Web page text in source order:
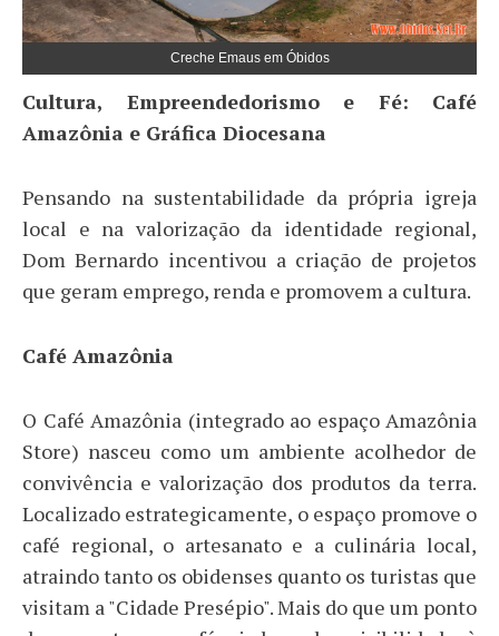
Creche Emaus em Óbidos
​Cultura, Empreendedorismo e Fé: Café
Amazônia e Gráfica Diocesana
​Pensando na sustentabilidade da própria igreja
local e na valorização da identidade regional,
Dom Bernardo incentivou a criação de projetos
que geram emprego, renda e promovem a cultura.
Café Amazônia
​O Café Amazônia (integrado ao espaço Amazônia
Store) nasceu como um ambiente acolhedor de
convivência e valorização dos produtos da terra.
Localizado estrategicamente, o espaço promove o
café regional, o artesanato e a culinária local,
atraindo tanto os obidenses quanto os turistas que
visitam a "Cidade Presépio". Mais do que um ponto